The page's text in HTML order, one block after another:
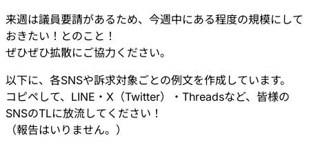
来週は議員要請があるため、今週中にある程度の規模にして
おきたい！とのこと！
ぜひぜひ拡散にご協力ください。
以下に、各SNSや訴求対象ごとの例文を作成しています。
コピペして、LINE・X（Twitter）・Threadsなど、皆様の
SNSのTLに放流してください！
（報告はいりません。）